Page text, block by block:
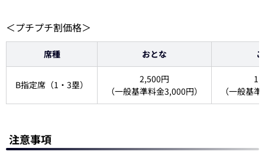
＜プチプチ割価格＞
席種 おとな
B指定席（1・3塁）
2,500円
（一般基準料金3,000円）
（一般基
注意事項